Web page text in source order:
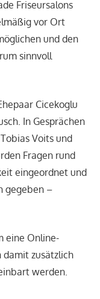
Friseursalons
vor Ort
und den
sinnvoll
Cicekoglu
In Gesprächen
Voits und
Fragen rund
eingeordnet und
gegeben –
eine Online-
damit zusätzlich
werden.